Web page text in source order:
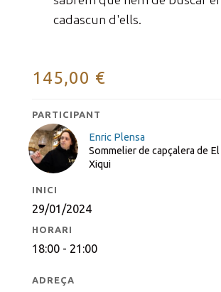
cadascun d'ells.
145,00 €
PARTICIPANT
Enric Plensa
Sommelier de capçalera de
Xiqui
INICI
29/01/2024
HORARI
18:00 - 21:00
ADREÇA